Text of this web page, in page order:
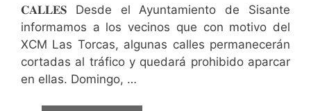
𝐂𝐀𝐋𝐋𝐄𝐒 Desde el Ayuntamiento de Sisante
informamos a los vecinos que con motivo del
XCM Las Torcas, algunas calles permanecerán
cortadas al tráfico y quedará prohibido aparcar
en ellas. Domingo, …